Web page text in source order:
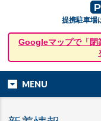
P
提携駐車場
Googleマップで「閉
MENU